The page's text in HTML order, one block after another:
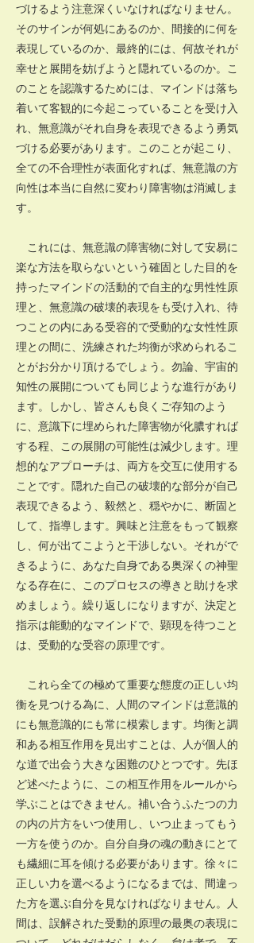
づけるよう注意深くいなければなりません。
そのサインが何処にあるのか、間接的に何を
表現しているのか、最終的には、何故それが
幸せと展開を妨げようと隠れているのか。こ
のことを認識するためには、マインドは落ち
着いて客観的に今起こっていることを受け入
れ、無意識がそれ自身を表現できるよう勇気
づける必要があります。このことが起こり、
全ての不合理性が表面化すれば、無意識の方
向性は本当に自然に変わり障害物は消滅しま
す。
これには、無意識の障害物に対して安易に
楽な方法を取らないという確固とした目的を
持ったマインドの活動的で自主的な男性性原
理と、無意識の破壊的表現をも受け入れ、待
つことの内にある受容的で受動的な女性性原
理との間に、洗練された均衡が求められるこ
とがお分かり頂けるでしょう。勿論、宇宙的
知性の展開についても同じような進行があり
ます。しかし、皆さんも良くご存知のよう
に、意識下に埋められた障害物が化膿すれば
する程、この展開の可能性は減少します。理
想的なアプローチは、両方を交互に使用する
ことです。隠れた自己の破壊的な部分が自己
表現できるよう、毅然と、穏やかに、断固と
して、指導します。興味と注意をもって観察
し、何が出てこようと干渉しない。それがで
きるように、あなた自身である奥深くの神聖
なる存在に、このプロセスの導きと助けを求
めましょう。繰り返しになりますが、決定と
指示は能動的なマインドで、顕現を待つこと
は、受動的な受容の原理です。
これら全ての極めて重要な態度の正しい均
衡を見つける為に、人間のマインドは意識的
にも無意識的にも常に模索します。均衡と調
和ある相互作用を見出すことは、人が個人的
な道で出会う大きな困難のひとつです。先ほ
ど述べたように、この相互作用をルールから
学ぶことはできません。補い合うふたつの力
の内の片方をいつ使用し、いつ止まってもう
一方を使うのか。自分自身の魂の動きにとて
も繊細に耳を傾ける必要があります。徐々に
正しい力を選べるようになるまでは、間違っ
た方を選ぶ自分を見なければなりません。人
間は、誤解された受動的原理の最奥の表現に